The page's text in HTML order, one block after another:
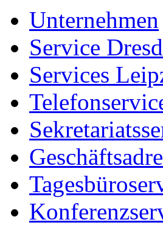
Unternehmen
Service
Services